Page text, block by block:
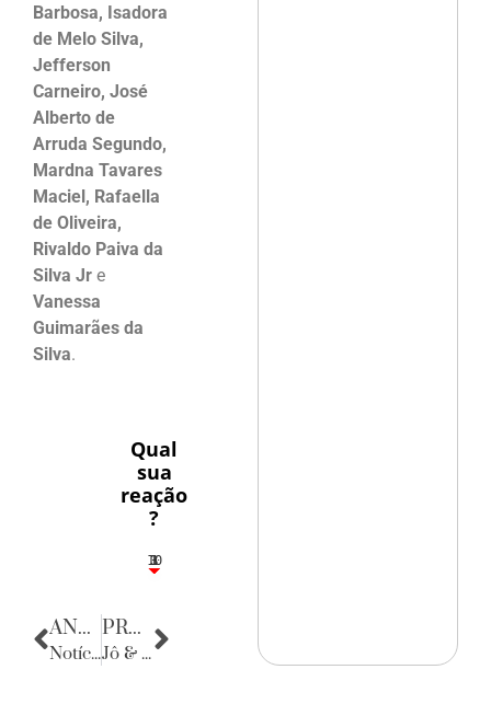
Barbosa, Isadora
de Melo Silva,
Jefferson
Carneiro, José
Alberto de
Arruda Segundo,
Mardna Tavares
Maciel, Rafaella
de Oliveira,
Rivaldo Paiva da
Silva Jr e
Vanessa
Guimarães da
Silva.
Qual
sua
reação
?
3
1
1
3
10
ANTERIOR
Notícias do Rio Grande do Norte
PRÓXIMA
Jô & Padre Marcelo